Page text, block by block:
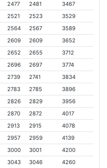
2477 2481
3467
2521 2523
3529
2564 2567
3589
2609 2609
3652
2652 2655
3712
2696 2697
3774
2739 2741
3834
2783 2785
3896
2826 2829
3956
2870 2872
4017
2913 2915
4078
2957 2959
4139
3000 3001
4200
3043 3046 4260